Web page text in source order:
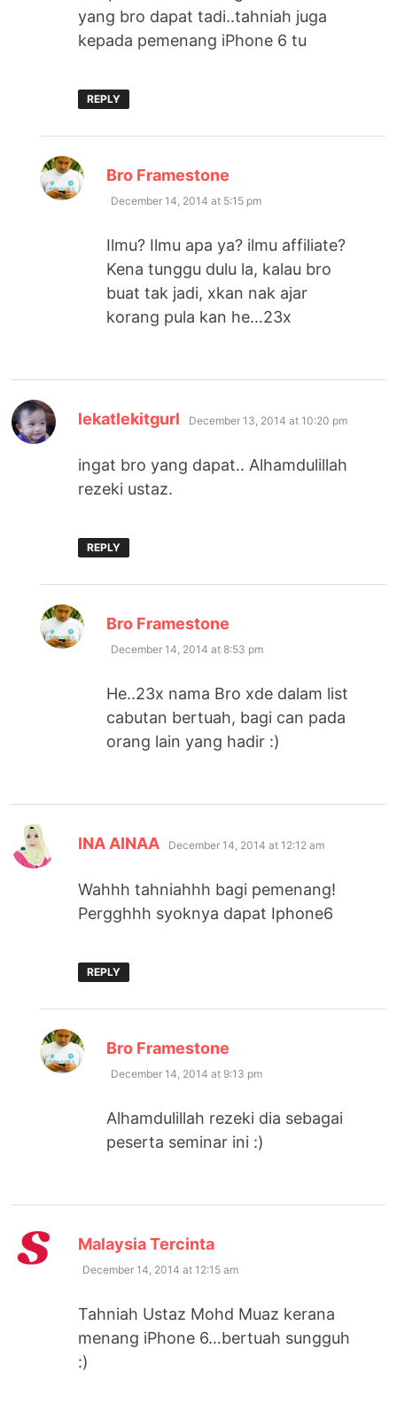
yang bro dapat tadi..tahniah juga
kepada pemenang iPhone 6 tu
REPLY
Bro Framestone
December 14, 2014 at 5:15 pm
Ilmu? Ilmu apa ya? ilmu affiliate?
Kena tunggu dulu la, kalau bro
buat tak jadi, xkan nak ajar
korang pula kan he…23x
lekatlekitgurl says:
December 13, 2014 at 10:20 pm
ingat bro yang dapat.. Alhamdulillah
rezeki ustaz.
REPLY
Bro Framestone
December 14, 2014 at 8:53 pm
He..23x nama Bro xde dalam list
cabutan bertuah, bagi can pada
orang lain yang hadir :)
INA AINAA says:
December 14, 2014 at 12:12 am
Wahhh tahniahhh bagi pemenang!
Pergghhh syoknya dapat Iphone6
REPLY
Bro Framestone
December 14, 2014 at 9:13 pm
Alhamdulillah rezeki dia sebagai
peserta seminar ini :)
Malaysia Tercinta
December 14, 2014 at 12:15 am
Tahniah Ustaz Mohd Muaz kerana
menang iPhone 6…bertuah sungguh
:)